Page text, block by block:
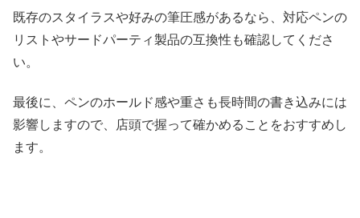
既存のスタイラスや好みの筆圧感があるなら、対応ペンの
リストやサードパーティ製品の互換性も確認してくださ
い。
最後に、ペンのホールド感や重さも長時間の書き込みには
影響しますので、店頭で握って確かめることをおすすめし
ます。